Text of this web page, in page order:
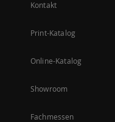
Kontakt
Print-Katalog
Online-Katalog
Showroom
Fachmessen